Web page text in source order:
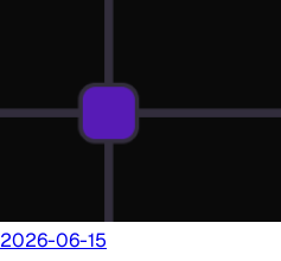
2026-06-15